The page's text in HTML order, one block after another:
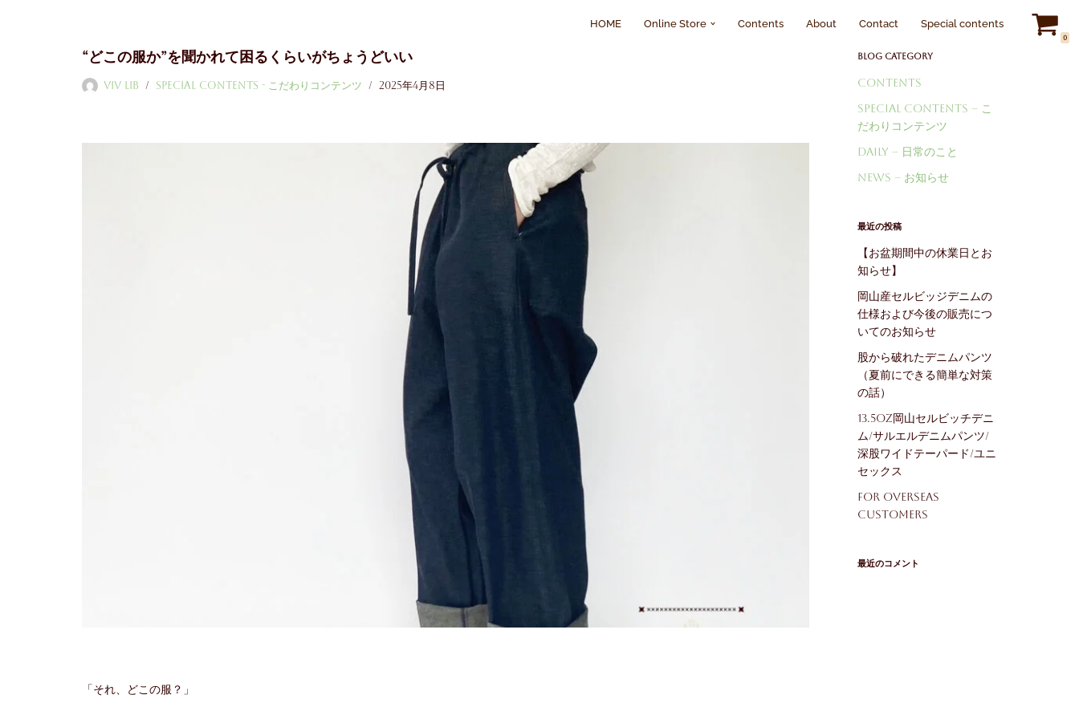
Online Store Contents About Contact Special contents Japanese
0
“どこの服か”を聞かれて困るくらいがちょうどいい
ViV LiB Special Contents - こだわりコンテンツ 2025年4月8日
「それ、どこの服？」
Blog Category
Contents
Special Contents – こ
だわりコンテンツ
Daily – 日常のこと
News – お知らせ
最近の投稿
【お盆期間中の休業日とお
知らせ】
岡山産セルビッジデニムの
仕様および今後の販売につ
いてのお知らせ
股から破れたデニムパンツ
（夏前にできる簡単な対策
の話）
13.5oz岡山セルビッチデニ
ム/サルエルデニムパンツ/
深股ワイドテーパード/ユニ
セックス
For Overseas
Customers
最近のコメント